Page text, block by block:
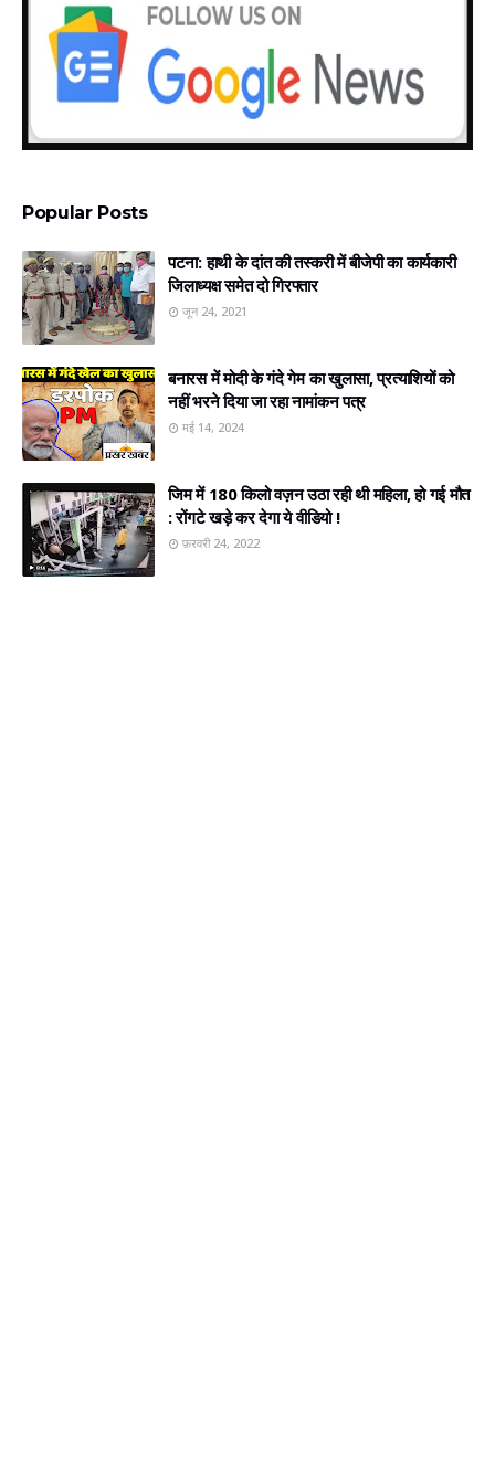
Popular Posts
पटना: हाथी के दांत की तस्करी में बीजेपी का कार्यकारी
जिलाध्यक्ष समेत दो गिरफ्तार
जून 24, 2021
बनारस में मोदी के गंदे गेम का खुलासा, प्रत्‍याशियों को
नहीं भरने दिया जा रहा नामांकन पत्र
मई 14, 2024
जिम में 180 किलो वज़न उठा रही थी महिला, हो गई मौत
: रोंगटे खड़े कर देगा ये वीडियो !
फ़रवरी 24, 2022